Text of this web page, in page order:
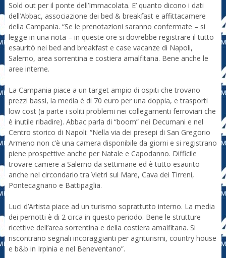
Sold out per il ponte dell’Immacolata. E’ quanto dicono i dati
dell’Abbac, associazione dei bed & breakfast e affittacamere
della Campania. “Se le prenotazioni saranno confermate – si
legge in una nota – in queste ore si dovrebbe registrare il tutto
esauritò nei bed and breakfast e case vacanze di Napoli,
Salerno, area sorrentina e costiera amalfitana. Bene anche le
aree interne.
La Campania piace a un target ampio di ospiti che trovano
prezzi bassi, la media è di 70 euro per una doppia, e trasporti
low cost (a parte i soliti problemi nei collegamenti ferroviari che
è inutile ribadire). Abbac parla di “boom” nei Decumani e nel
Centro storico di Napoli: “Nella via dei presepi di San Gregorio
Armeno non c’è una camera disponibile da giorni e si registrano
piene prospettive anche per Natale e Capodanno. Difficile
trovare camere a Salerno da settimane ed è tutto esaurito
anche nel circondario tra Vietri sul Mare, Cava dei Tirreni,
Pontecagnano e Battipaglia.
Luci d’Artista piace ad un turismo soprattutto interno. La media
dei pernotti è di 2 circa in questo periodo. Bene le strutture
ricettive dell’area sorrentina e della costiera amalfitana. Si
riscontrano segnali incoraggianti per agriturismi, country house
e b&b in Irpinia e nel Beneventano”.